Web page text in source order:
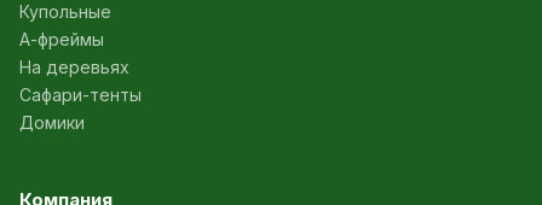
Купольные
А-фреймы
На деревьях
Сафари-тенты
Домики
Компания